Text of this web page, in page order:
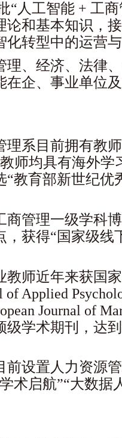
“人工智能 + 工
和基本知识，
转型中的运营与
理、经济、法律
企、事业单位
理系目前拥有教
师均具有海外
教育部新世纪优
商管理一级学科
获得“国家级线
教师近年来获国
Applied
Journal of
学术期刊，达
前设置人力资源
术启航”“大数据